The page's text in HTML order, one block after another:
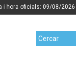
i hora oficials: 09/08/2026